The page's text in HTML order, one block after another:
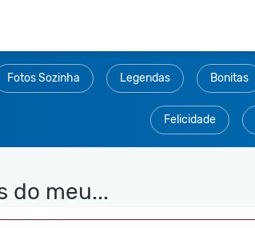
Fotos Sozinha Legendas Bonitas
Felicidade
do meu...